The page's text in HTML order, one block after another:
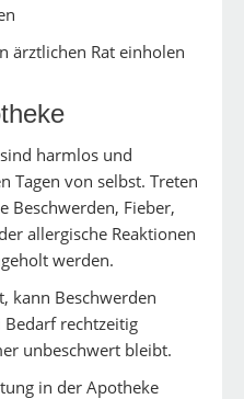
ärztlichen Rat einholen
harmlos und
Tagen von selbst. Treten
Beschwerden, Fieber,
allergische Reaktionen
werden.
kann Beschwerden
Bedarf rechtzeitig
unbeschwert bleibt.
in der Apotheke